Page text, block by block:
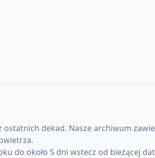
ostatnich dekad. Nasze archiwum
do około 5 dni wstecz od bieżącej